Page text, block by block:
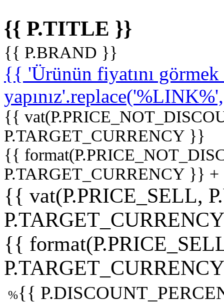
{{ P.TITLE }}
{{ P.BRAND }}
{{ 'Ürünün fiyatını
{{
P.TARGET_CURRENCY }}
{{
P.TARGET_CURRENCY }}
{{ vat(P.PRICE_SELL,
{{
%{{